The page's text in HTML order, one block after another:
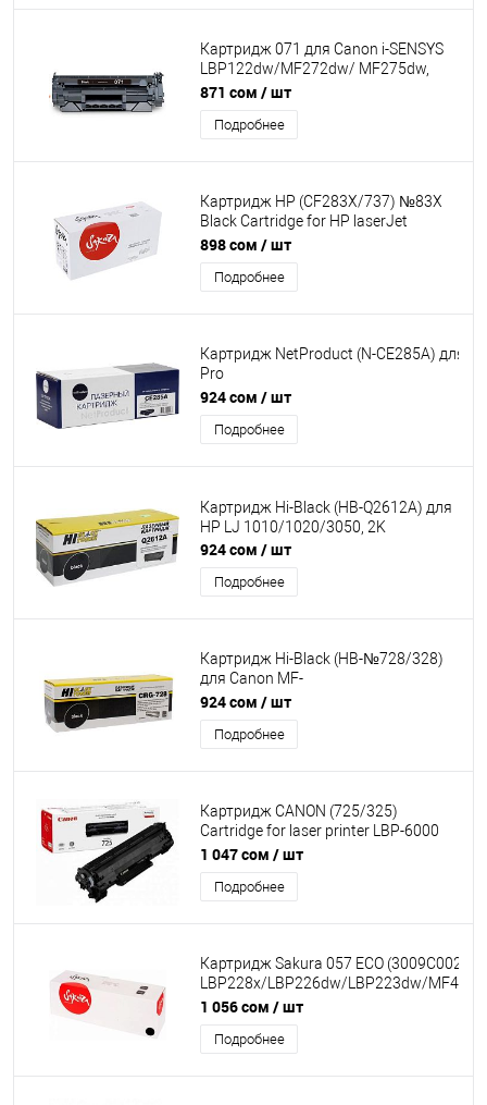
Картридж 071 для Canon i-SENSYS
LBP122dw/MF272dw/ MF275dw,
черный, 1200 стр. [SA071] SAKURA
871 сом / шт
Подробнее
Картридж HP (CF283X/737) №83X
Black Cartridge for HP laserJet
ProM202dw//M225dn/dw/rdn/
M202n/ M201dw/n/M226dn/dw
Canon SAKURA [SACF283X/737]2200
898 сом / шт
Подробнее
Картридж NetProduct (N-CE285A) для
Pro
P1102/P1120W/M1212nf/M1132MFP/
725, 1,6K
924 сом / шт
Подробнее
Картридж Hi-Black (HB-Q2612A) для
HP LJ 1010/1020/3050, 2K
924 сом / шт
Подробнее
Картридж Hi-Black (HB-№728/328)
для Canon MF-
4410/4430/4450/4570/4580, 2,1K
924 сом / шт
Подробнее
Картридж CANON (725/325)
Cartridge for laser printer LBP-6000
(1600pages) ОЕМ
1 047 сом / шт
Подробнее
Картридж Sakura 057 ECO (3009C002)
LBP228x/LBP226dw/LBP223dw/
черный, 3100 к. ECO (чип без счетчика
1 056 сом / шт
Подробнее